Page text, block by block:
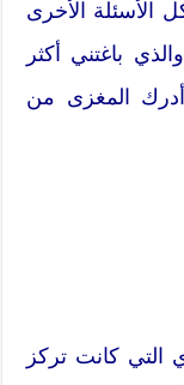
الأسئلة الأخرى
باغتني أكثر
المغزى من
التي كانت تركز